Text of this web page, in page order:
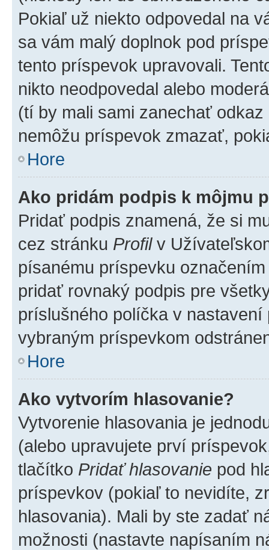
Pokiaľ už niekto odpovedal na
sa vám malý doplnok pod
tento príspevok upravovali.
nikto neodpovedal alebo
(tí by mali sami zanechať
nemôžu príspevok zmazať,
Hore
Ako pridám podpis k môjmu
Pridať podpis znamená, že si
cez stránku Profilv
písanému príspevku
pridať rovnaký podpis pre
príslušného políčka v
vybraným príspevkom
Hore
Ako vytvorím hlasovanie?
Vytvorenie hlasovania je
(alebo upravujete prví
tlačítko Pridať hlasovanie pod
príspevkov (pokiaľ to nevidíte,
hlasovania). Mali by ste zadať
možnosti (nastavte napísaním